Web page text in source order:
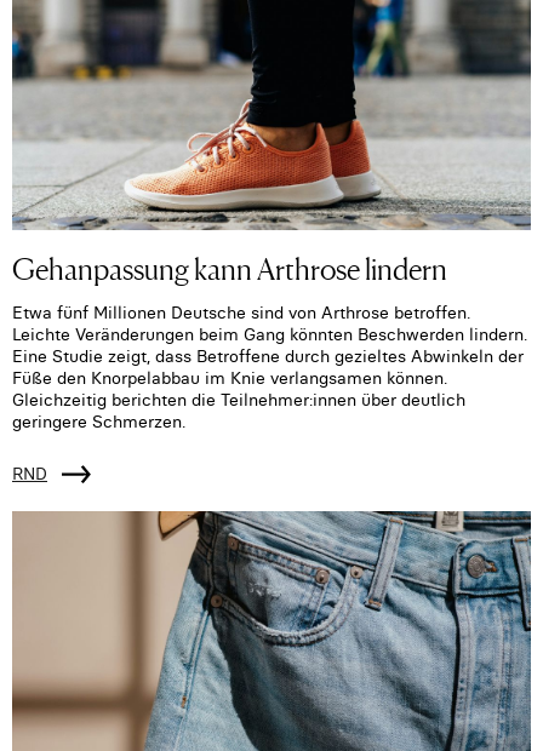
Gehanpassung kann Arthrose lindern
Etwa fünf Millionen Deutsche sind von Arthrose betroffen.
Leichte Veränderungen beim Gang könnten Beschwerden lindern.
Eine Studie zeigt, dass Betroffene durch gezieltes Abwinkeln der
Füße den Knorpelabbau im Knie verlangsamen können.
Gleichzeitig berichten die Teilnehmer:innen über deutlich
geringere Schmerzen.
RND